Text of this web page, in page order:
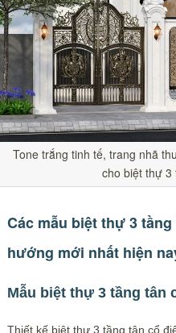
Tone trắng tinh tế, trang nhã
cho biệt thự 3
Các mẫu biệt thự 3
hướng mới nhất hiện
Mẫu biệt thự 3 tầng tân
Thiết kế biệt thự 3 tầng tân cổ